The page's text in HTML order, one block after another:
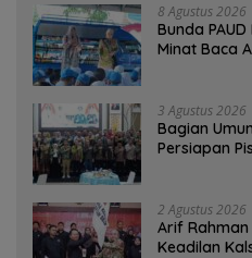
8 Agustus 2026
Bunda
Minat Baca
3 Agustus 2026
Bagian
Persiapan
2 Agustus 2026
Arif Rahman
Keadilan